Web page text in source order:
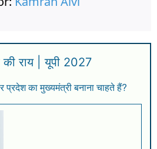
राय | यूपी 2027
का मुख्यमंत्री बनाना चाहते हैं?